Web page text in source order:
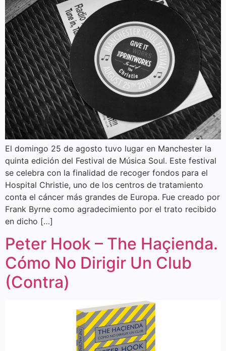
El domingo 25 de agosto tuvo lugar en Manchester la
quinta edición del Festival de Música Soul. Este festival
se celebra con la finalidad de recoger fondos para el
Hospital Christie, uno de los centros de tratamiento
conta el cáncer más grandes de Europa. Fue creado por
Frank Byrne como agradecimiento por el trato recibido
en dicho […]
Peter Hook – The Haçienda.
Cómo No Dirigir Un Club
(Contra)